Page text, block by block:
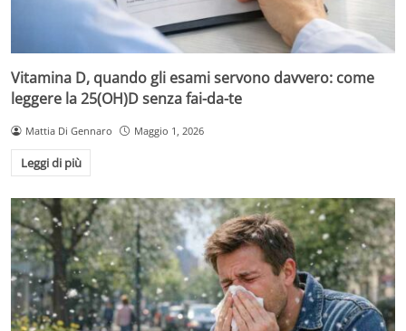
Vitamina D, quando gli esami servono davvero: come
leggere la 25(OH)D senza fai-da-te
Mattia Di Gennaro Maggio 1, 2026
Leggi di più